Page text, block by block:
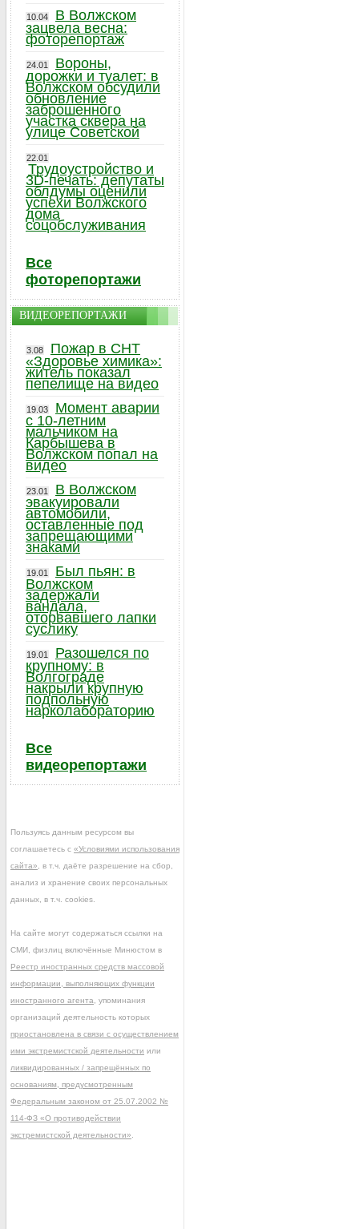
10.04
В Волжском
зацвела весна:
фоторепортаж
24.01
Вороны,
дорожки и туалет: в
Волжском обсудили
обновление
заброшенного
участка сквера на
улице Советской
22.01
Трудоустройство и
3D-печать: депутаты
облдумы оценили
успехи Волжского
дома
соцобслуживания
Все
фоторепортажи
ВИДЕОРЕПОРТАЖИ
3.08
Пожар в СНТ
«Здоровье химика»:
житель показал
пепелище на видео
19.03
Момент аварии
с 10-летним
мальчиком на
Карбышева в
Волжском попал на
видео
23.01
В Волжском
эвакуировали
автомобили,
оставленные под
запрещающими
знаками
19.01
Был пьян: в
Волжском
задержали
вандала,
оторвавшего лапки
суслику
19.01
Разошелся по
крупному: в
Волгограде
накрыли крупную
подпольную
нарколабораторию
Все
видеорепортажи
Пользуясь данным ресурсом вы
соглашаетесь с «Условиями использования
сайта» , в т.ч. даёте разрешение на сбор,
анализ и хранение своих персональных
данных, в т.ч. cookies.
На сайте могут содержаться ссылки на
СМИ, физлиц включённые Минюстом в
Реестр иностранных средств массовой
информации, выполняющих функции
иностранного агента , упоминания
организаций деятельность которых
приостановлена в связи с осуществлением
ими экстремистской деятельности или
ликвидированных / запрещённых по
основаниям, предусмотренным
Федеральным законом от 25.07.2002 №
114-ФЗ «О противодействии
экстремистской деятельности»